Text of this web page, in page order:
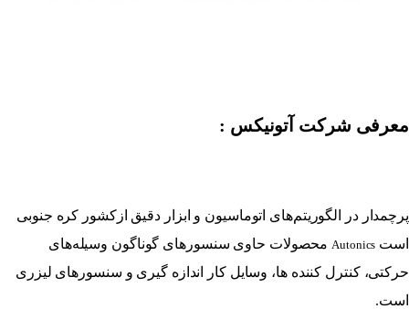
معرفی شرکت آتونیکس :
پرچمدار در الگوریتم‌های اتوماسیون و ابزار دقیق ازکشور کره جنوبی
است Autonics محصولات حاوی سنسور‌های گوناگون وسیله‌های
حرکتی، کنترل کننده ها، وسایل کار اندازه گیری و سنسور‌های لیزری
است.